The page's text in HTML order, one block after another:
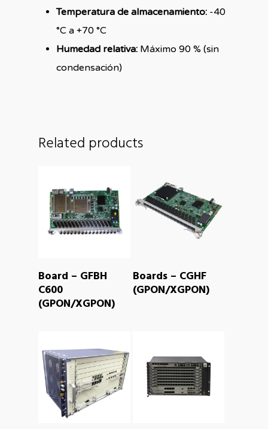
Temperatura de almacenamiento: -40
°C a +70 °C
Humedad relativa: Máximo 90 % (sin
condensación)
Related products
READ MORE
Board – GFBH
C600
(GPON/XGPON)
READ MORE
Boards – CGHF
(GPON/XGPON)